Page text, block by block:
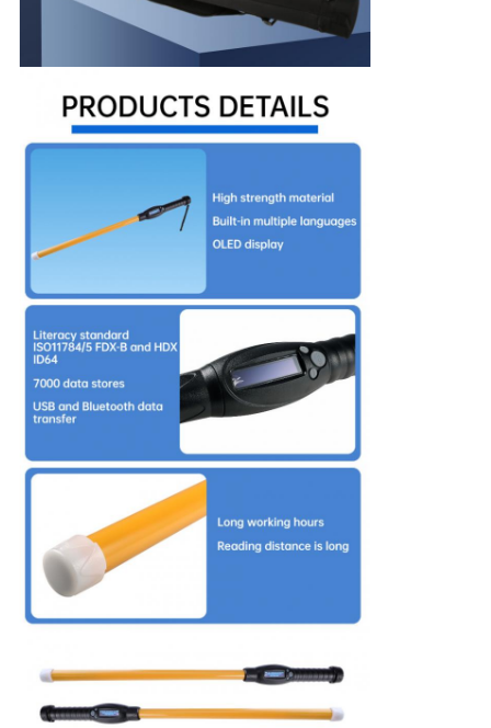
PRIVACY
POLICY